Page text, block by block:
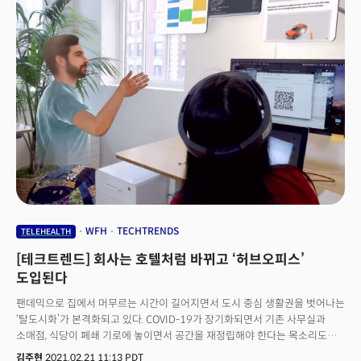
TELEHEALTH WFH TECHTRENDS
[테크트렌드] 회사는 호텔처럼 바뀌고 ‘허브오피스’
도입된다
팬데믹으로 집에서 머무르는 시간이 길어지면서 도시 중심 생활권을 벗어나는
‘탈도시화’가 본격화되고 있다. COVID-19가 장기화되면서 기존 사무실과
소매점, 식당이 폐쇄 기로에 놓이면서 공간을 재정립해야 한다는 목소리도
높아진다. 위워크 등 한때 부동산 비즈니스를 휩쓸던 ‘협업 공간’ 회사들은
김주현 2021.02.21 11:13 PDT